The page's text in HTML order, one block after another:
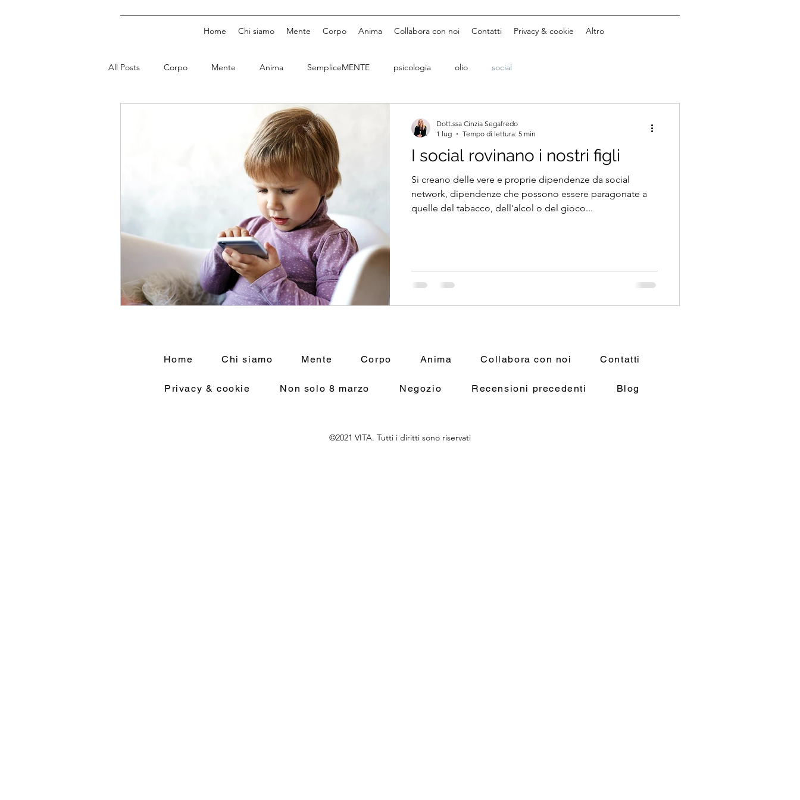
Home Chi siamo Mente Corpo Anima Collabora con noi Contatti Privacy & cookie Altro
All Posts Corpo Mente Anima SempliceMENTE psicologia olio social
I social rovinano i nostri figli
Si creano delle vere e proprie dipendenze da social
network, dipendenze che possono essere paragonate a
quelle del tabacco, dell'alcol o del gioco...
Dott.ssa Cinzia Segafredo
1 lug
Tempo di lettura: 5 min
Home Chi siamo Mente Corpo Anima Collabora con noi Contatti
Privacy & cookie Non solo 8 marzo Negozio Recensioni precedenti Blog
©2021 VITA. Tutti i diritti sono riservati